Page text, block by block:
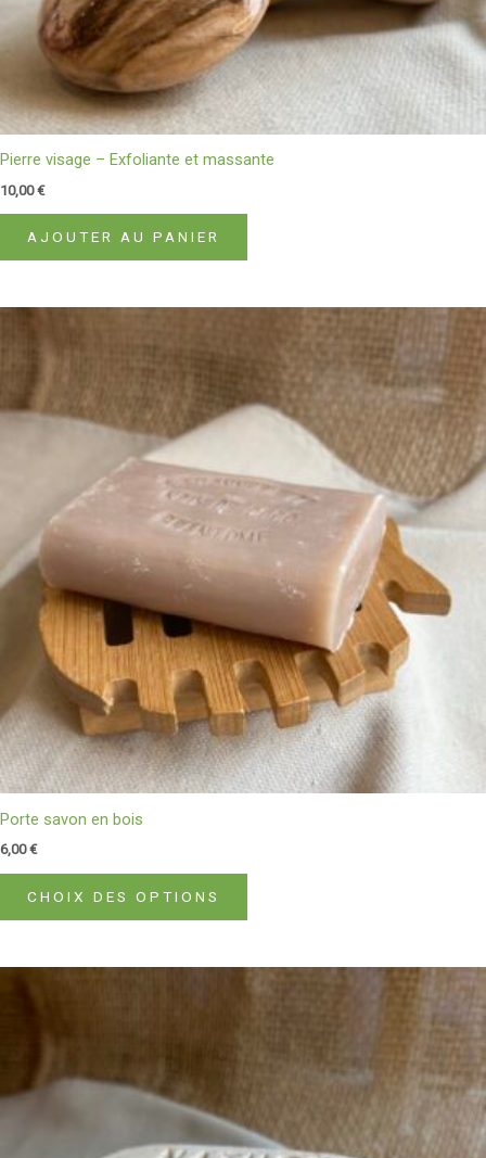
Pierre visage – Exfoliante et massante
10,00€
AJOUTER AU PANIER
Porte savon en bois
6,00€
CHOIX DES OPTIONS
produit
plusieurs
variations.
options
peuvent
sur
la
page
du
produit